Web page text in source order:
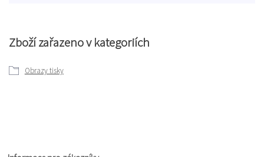
Zboží zařazeno v kategoriích
Obrazy tisky